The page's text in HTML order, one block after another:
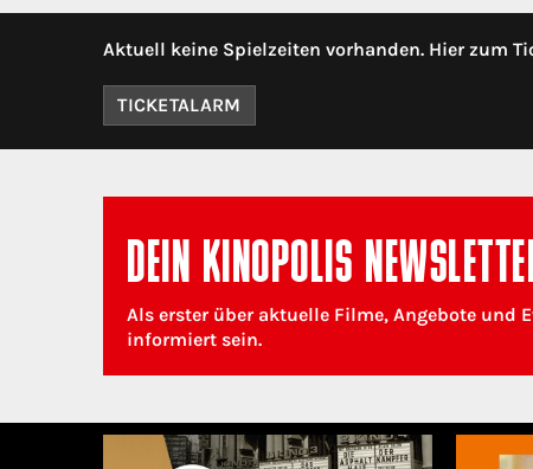
Aktuell keine Spielzeiten vorhanden. Hier zum
TICKETALARM
DEIN KINOPOLIS
Als erster über aktuelle Filme, Angebote und
informiert sein.